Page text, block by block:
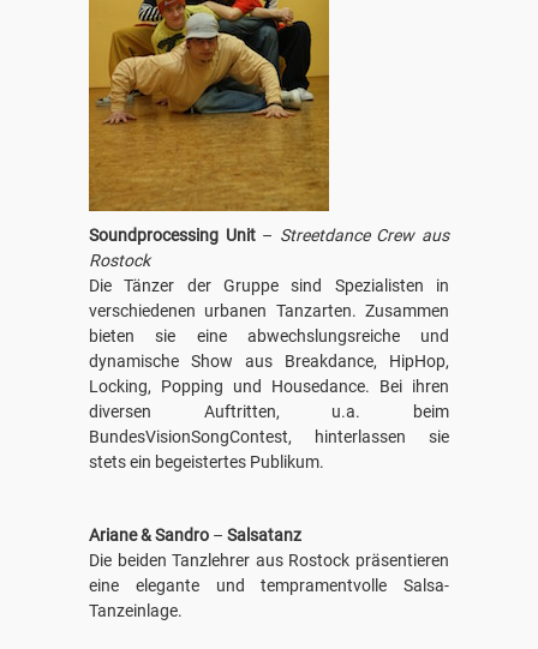
Soundprocessing Unit– Streetdance Crew aus
Rostock
Die Tänzer der Gruppe sind Spezialisten in
verschiedenen urbanen Tanzarten. Zusammen
bieten sie eine abwechslungsreiche und
dynamische Show aus Breakdance, HipHop,
Locking, Popping und Housedance. Bei ihren
diversen Auftritten, u.a. beim
BundesVisionSongContest, hinterlassen sie
stets ein begeistertes Publikum.
Ariane & Sandro – Salsatanz
Die beiden Tanzlehrer aus Rostock präsentieren
eine elegante und tempramentvolle Salsa-
Tanzeinlage.